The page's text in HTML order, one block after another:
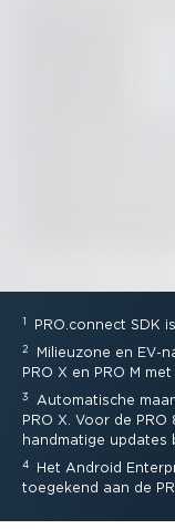
1 PRO.connect SDK
2
Milieuzone en EV-
PRO X en PRO M
3
Automa­tische
PRO X. Voor de
handmatige updates
4
Het Android
toegekend aan de